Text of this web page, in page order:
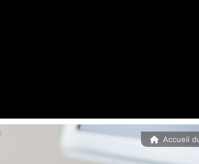
Accueil